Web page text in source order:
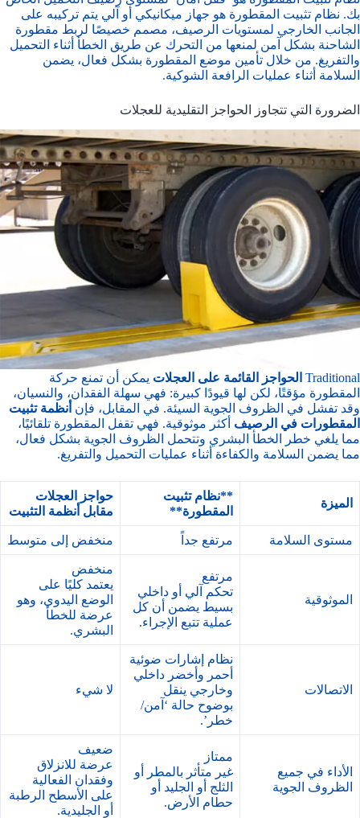
بك. نظام تثبيت المقطورة هو جهاز ميكانيكي أو آلي يتم تركيبه على
الجانب الخارجي لمستويات الرصيف، مصمم خصيصًا لربط مقطورة
الشاحنة بشكل آمن لمنعها من التحرك عن طريق الخطأ أثناء التحميل
والتفريغ. من خلال تأمين موضع المقطورة بشكل فعال، يضمن
السلامة أثناء عمليات الرافعة الشوكية.
الضرورة التي تتجاوز الحواجز التقليدية للعجلات
Traditional الحواجز القائمة على العجلات يمكن أن تمنع حركة
المقطورة مؤقتًا، لكن لها قيودًا كبيرة: فهي سهلة الفقدان، والنسيان،
وقد تفشل في الظروف الجوية السيئة. في المقابل، فإن أنظمة تثبيت
المقطورات في الرصيف أكثر موثوقية. فهي تقفل المقطورة تلقائيًا،
مما يلغي خطر الخطأ البشري وتتحمل الظروف الجوية بشكل فعال،
مما يضمن السلامة والكفاءة أثناء عمليات التحميل والتفريغ.
الميزة
**نظام تثبيت
المقطورة**
حواجز العجلات
مقابل أنظمة التثبيت
مستوى السلامة مرتفع جداً منخفض إلى متوسط
الموثوقية
مرتفع
تحكم آلي أو داخلي
بسيط يضمن أن كل
عملية تتبع الإجراء.
منخفض
يعتمد كليًا على
الوضع اليدوي، وهو
عرضة للخطأ
البشري.
الاتصالات
نظام إشارات ضوئية
أحمر وأخضر داخلي
وخارجي ينقل
بوضوح حالة ‘آمن/
خطر’.
لا شيء
الأداء في جميع
الظروف الجوية
ممتاز
غير متأثر بالمطر أو
الثلج أو الجليد أو
حطام الأرض.
ضعيف
عرضة للانزلاق
وفقدان الفعالية
على الأسطح الرطبة
أو الجليدية.